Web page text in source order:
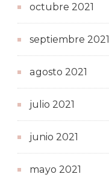
octubre 2021
septiembre 2021
agosto 2021
julio 2021
junio 2021
mayo 2021